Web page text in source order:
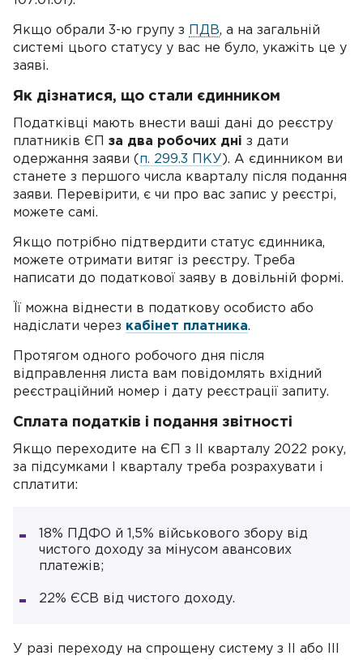
Якщо обрали 3-ю групу з ПДВ, а на загальній
системі цього статусу у вас не було, укажіть це у
заяві.
Як дізнатися, що стали єдинником
Податківці мають внести ваші дані до реєстру
платників ЄП за два робочих дні з дати
одержання заяви ( п. 299.3 ПКУ ). А єдинником ви
станете з першого числа кварталу після подання
заяви. Перевірити, є чи про вас запис у реєстрі,
можете самі.
Якщо потрібно підтвердити статус єдинника,
можете отримати витяг із реєстру. Треба
написати до податкової заяву в довільній формі.
Її можна віднести в податкову особисто або
надіслати через кабінет платника.
Протягом одного робочого дня після
відправлення листа вам повідомлять вхідний
реєстраційний номер і дату реєстрації запиту.
Сплата податків і подання звітності
Якщо переходите на ЄП з ІI кварталу 2022 року,
за підсумками I кварталу треба розрахувати і
сплатити:
18% ПДФО й 1,5% військового збору від
чистого доходу за мінусом авансових
платежів;
22% ЄСВ від чистого доходу.
У разі переходу на спрощену систему з ІІ або ІІІ